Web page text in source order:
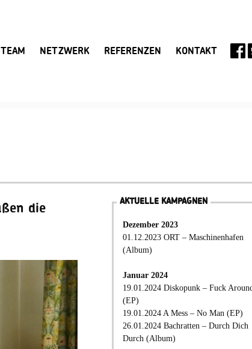
TEAM NETZWERK REFERENZEN KONTAKT
die
AKTUELLE KAMPAGNEN
Dezember 2023
01.12.2023 ORT – Maschinenhafen
(Album)
Januar 2024
19.01.2024 Diskopunk – Fuck
(EP)
19.01.2024 A Mess – No Man (EP)
26.01.2024 Bachratten – Durch Dich
Durch (Album)